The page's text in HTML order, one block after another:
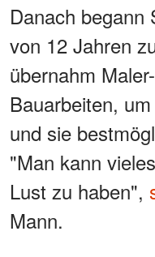
Danach
von 12 Jahren
übernahm
Bauarbeiten,
und sie
"Man kann
Lust zu haben",
Mann.